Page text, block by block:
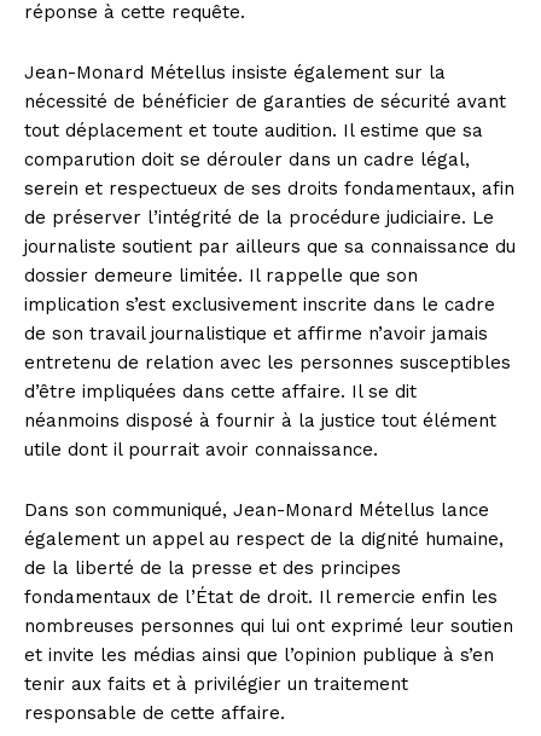
réponse à cette requête.
Jean-Monard Métellus insiste également sur la
nécessité de bénéficier de garanties de sécurité avant
tout déplacement et toute audition. Il estime que sa
comparution doit se dérouler dans un cadre légal,
serein et respectueux de ses droits fondamentaux, afin
de préserver l’intégrité de la procédure judiciaire. Le
journaliste soutient par ailleurs que sa connaissance du
dossier demeure limitée. Il rappelle que son
implication s’est exclusivement inscrite dans le cadre
de son travail journalistique et affirme n’avoir jamais
entretenu de relation avec les personnes susceptibles
d’être impliquées dans cette affaire. Il se dit
néanmoins disposé à fournir à la justice tout élément
utile dont il pourrait avoir connaissance.
Dans son communiqué, Jean-Monard Métellus lance
également un appel au respect de la dignité humaine,
de la liberté de la presse et des principes
fondamentaux de l’État de droit. Il remercie enfin les
nombreuses personnes qui lui ont exprimé leur soutien
et invite les médias ainsi que l’opinion publique à s’en
tenir aux faits et à privilégier un traitement
responsable de cette affaire.